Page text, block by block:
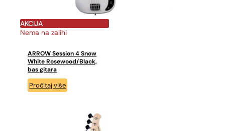
AKCIJA
Nema na zalihi
ARROW Session 4 Snow
White Rosewood/Black,
bas gitara
Pročitaj više